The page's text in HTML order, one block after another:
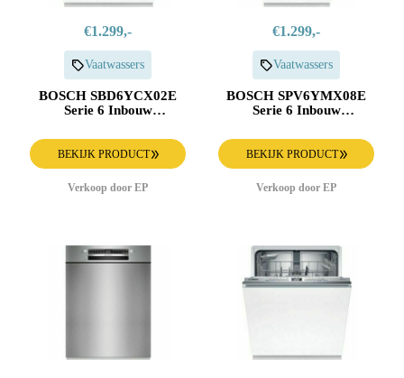
€1.299,-
Vaatwassers
BOSCH SBD6YCX02E
Serie 6 Inbouw
BEKIJK PRODUCT
Verkoop door EP
€1.299,-
Vaatwassers
BOSCH SPV6YMX08E
Serie 6 Inbouw
BEKIJK PRODUCT
Verkoop door EP